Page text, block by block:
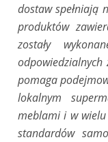
dostaw spełniają
produktów
zostały
odpowiedzialnych
pomaga
lokalnym
meblami i w wielu
standardów